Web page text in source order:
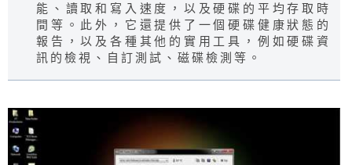
能、讀取和寫入速度，以及硬碟的平均存取時
間等。此外，它還提供了一個硬碟健康狀態的
報告，以及各種其他的實用工具，例如硬碟資
訊的檢視、自訂測試、磁碟檢測等。